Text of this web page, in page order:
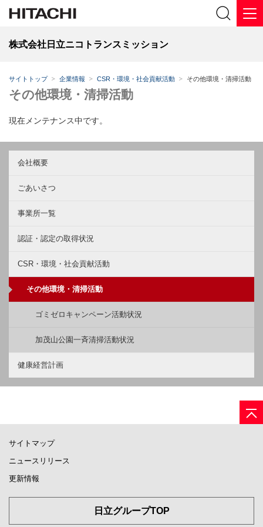
株式会社日立ニコトランスミッション
サイトトップ 企業情報 CSR・環境・社会貢献活動 その他環境・清掃活動
その他環境・清掃活動
現在メンテナンス中です。
会社概要
ごあいさつ
事業所一覧
認証・認定の取得状況
CSR・環境・社会貢献活動
その他環境・清掃活動
ゴミゼロキャンペーン活動状況
加茂山公園一斉清掃活動状況
健康経営計画
サイトマップ
ニュースリリース
更新情報
日立グループTOP